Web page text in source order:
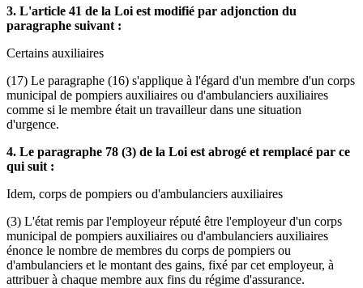
3. L'article 41 de la Loi est modifié par adjonction du
paragraphe suivant :
Certains auxiliaires
(17) Le paragraphe (16) s'applique à l'égard d'un membre d'un corps
municipal de pompiers auxiliaires ou d'ambulanciers auxiliaires
comme si le membre était un travailleur dans une situation
d'urgence.
4. Le paragraphe 78 (3) de la Loi est abrogé et remplacé par ce
qui suit :
Idem, corps de pompiers ou d'ambulanciers auxiliaires
(3) L'état remis par l'employeur réputé être l'employeur d'un corps
municipal de pompiers auxiliaires ou d'ambulanciers auxiliaires
énonce le nombre de membres du corps de pompiers ou
d'ambulanciers et le montant des gains, fixé par cet employeur, à
attribuer à chaque membre aux fins du régime d'assurance.